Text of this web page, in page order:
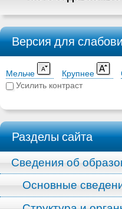
Версия для
Мельче Крупнее
Усилить контраст
Разделы сайта
Сведения об
Основные